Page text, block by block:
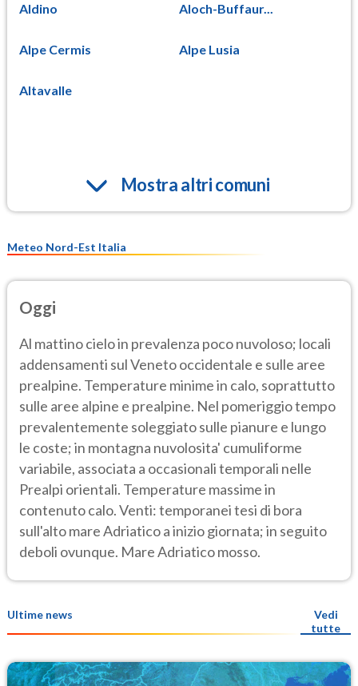
Aldino Aloch-Buffaur...
Alpe Cermis Alpe Lusia
Altavalle
Mostra altri comuni
Meteo Nord-Est Italia
Oggi
Al mattino cielo in prevalenza poco nuvoloso; locali
addensamenti sul Veneto occidentale e sulle aree
prealpine. Temperature minime in calo, soprattutto
sulle aree alpine e prealpine. Nel pomeriggio tempo
prevalentemente soleggiato sulle pianure e lungo
le coste; in montagna nuvolosita' cumuliforme
variabile, associata a occasionali temporali nelle
Prealpi orientali. Temperature massime in
contenuto calo. Venti: temporanei tesi di bora
sull'alto mare Adriatico a inizio giornata; in seguito
deboli ovunque. Mare Adriatico mosso.
Ultime news
Vedi
tutte